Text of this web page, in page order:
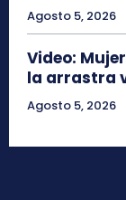
Agosto 5, 2026
Video:
la arrastra
Agosto 5, 2026